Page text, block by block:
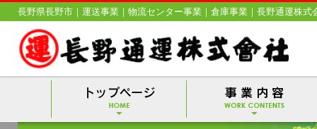
長野県長野市｜運送事業｜物流センター事業｜倉庫事業｜長野通運株式